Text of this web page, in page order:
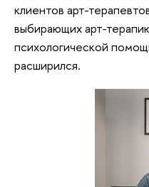
клиентов арт-
выбирающих арт-
психологической
расширился.